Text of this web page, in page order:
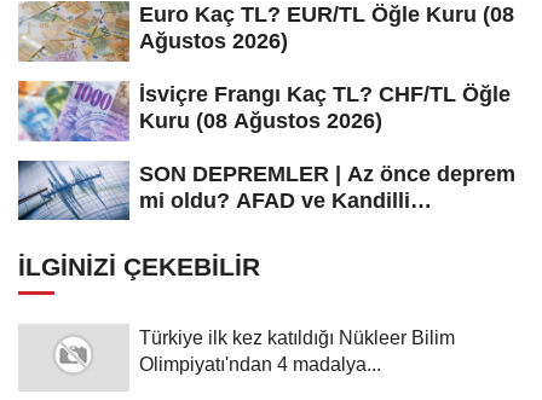
Euro Kaç TL? EUR/TL Öğle Kuru (08
Ağustos 2026)
İsviçre Frangı Kaç TL? CHF/TL Öğle
Kuru (08 Ağustos 2026)
SON DEPREMLER | Az önce deprem
mi oldu? AFAD ve Kandilli
İLGINIZI ÇEKEBILIR
Türkiye ilk kez katıldığı Nükleer Bilim
Olimpiyatı'ndan 4 madalya...